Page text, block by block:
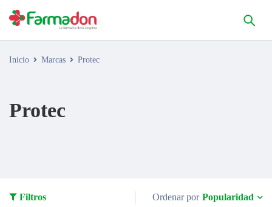
Inicio Marcas Protec
Protec
Filtros Ordenar por Popularidad